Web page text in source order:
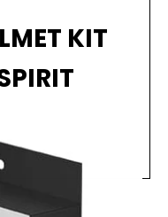
KIT
和Spirit系統兼
使您原有的Cardo單
包括一個Freecom /